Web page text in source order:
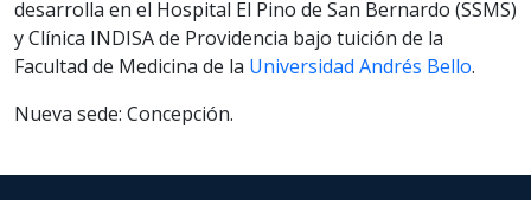
desarrolla en el Hospital El Pino de San Bernardo (SSMS)
y Clínica INDISA de Providencia bajo tuición de la
Facultad de Medicina de la Universidad Andrés Bello.
Nueva sede: Concepción.